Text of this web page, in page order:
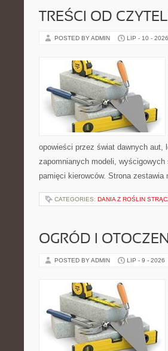
TREŚCI OD
POSTED BY ADMIN LIP - 10 - 2026
opowieści przez świat dawnych aut,
zapomnianych modeli, wyścigowych
pamięci kierowców. Strona
CATEGORIES: DANIA Z ROŚLIN
OGRÓD I
POSTED BY ADMIN LIP - 9 - 2026